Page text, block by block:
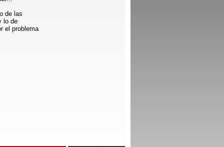
de las
lo de
el problema